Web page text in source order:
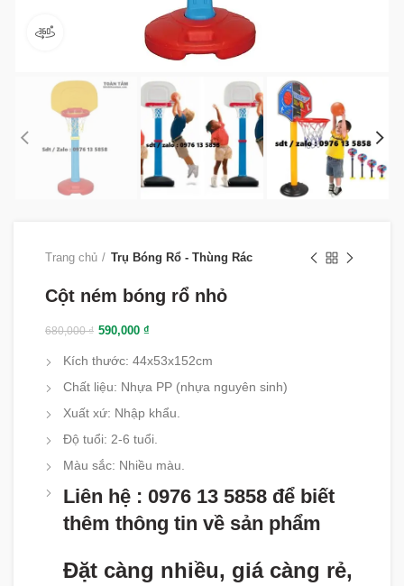
360 product view
Trang chủ Trụ Bóng Rổ - Thùng Rác
Cột ném bóng rổ nhỏ
680,000₫ 590,000 ₫
Kích thước: 44x53x152cm
Chất liệu: Nhựa PP (nhựa nguyên sinh)
Xuất xứ: Nhập khẩu.
Độ tuổi: 2-6 tuổi.
Màu sắc: Nhiều màu.
Liên hệ : 0976 13 5858 để biết
thêm thông tin về sản phẩm
Đặt càng nhiều, giá càng rẻ,